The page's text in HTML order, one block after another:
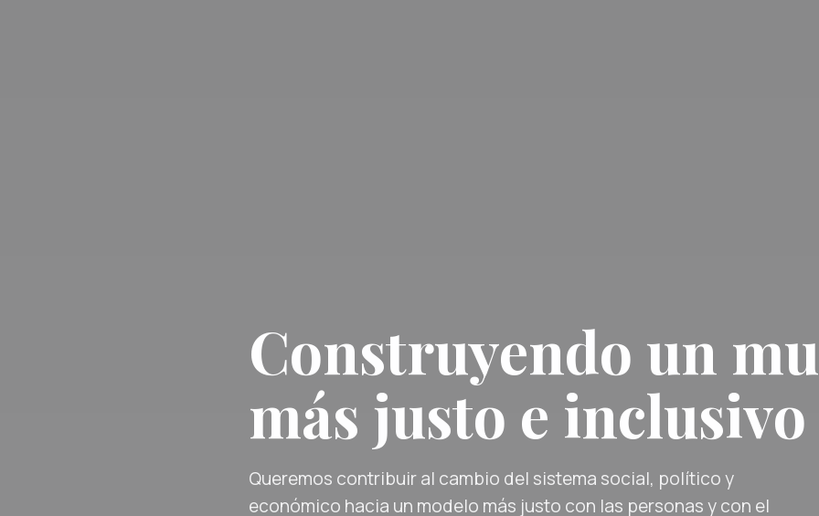
Construyendo un
más justo e inclusivo
Queremos contribuir al cambio del sistema social, político y
económico hacia un modelo más justo con las personas y con el